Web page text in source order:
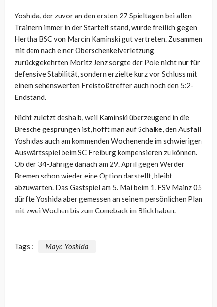
Yoshida, der zuvor an den ersten 27 Spieltagen bei allen
Trainern immer in der Startelf stand, wurde freilich gegen
Hertha BSC von Marcin Kaminski gut vertreten. Zusammen
mit dem nach einer Oberschenkelverletzung
zurückgekehrten Moritz Jenz sorgte der Pole nicht nur für
defensive Stabilität, sondern erzielte kurz vor Schluss mit
einem sehenswerten Freistoßtreffer auch noch den 5:2-
Endstand.
Nicht zuletzt deshalb, weil Kaminski überzeugend in die
Bresche gesprungen ist, hofft man auf Schalke, den Ausfall
Yoshidas auch am kommenden Wochenende im schwierigen
Auswärtsspiel beim SC Freiburg kompensieren zu können.
Ob der 34-Jährige danach am 29. April gegen Werder
Bremen schon wieder eine Option darstellt, bleibt
abzuwarten. Das Gastspiel am 5. Mai beim 1. FSV Mainz 05
dürfte Yoshida aber gemessen an seinem persönlichen Plan
mit zwei Wochen bis zum Comeback im Blick haben.
Tags : Maya Yoshida